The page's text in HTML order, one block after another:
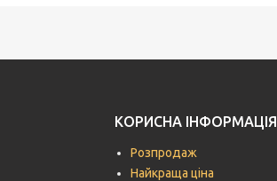
КОРИСНА ІНФОРМАЦІЯ
Розпродаж
Найкраща ціна